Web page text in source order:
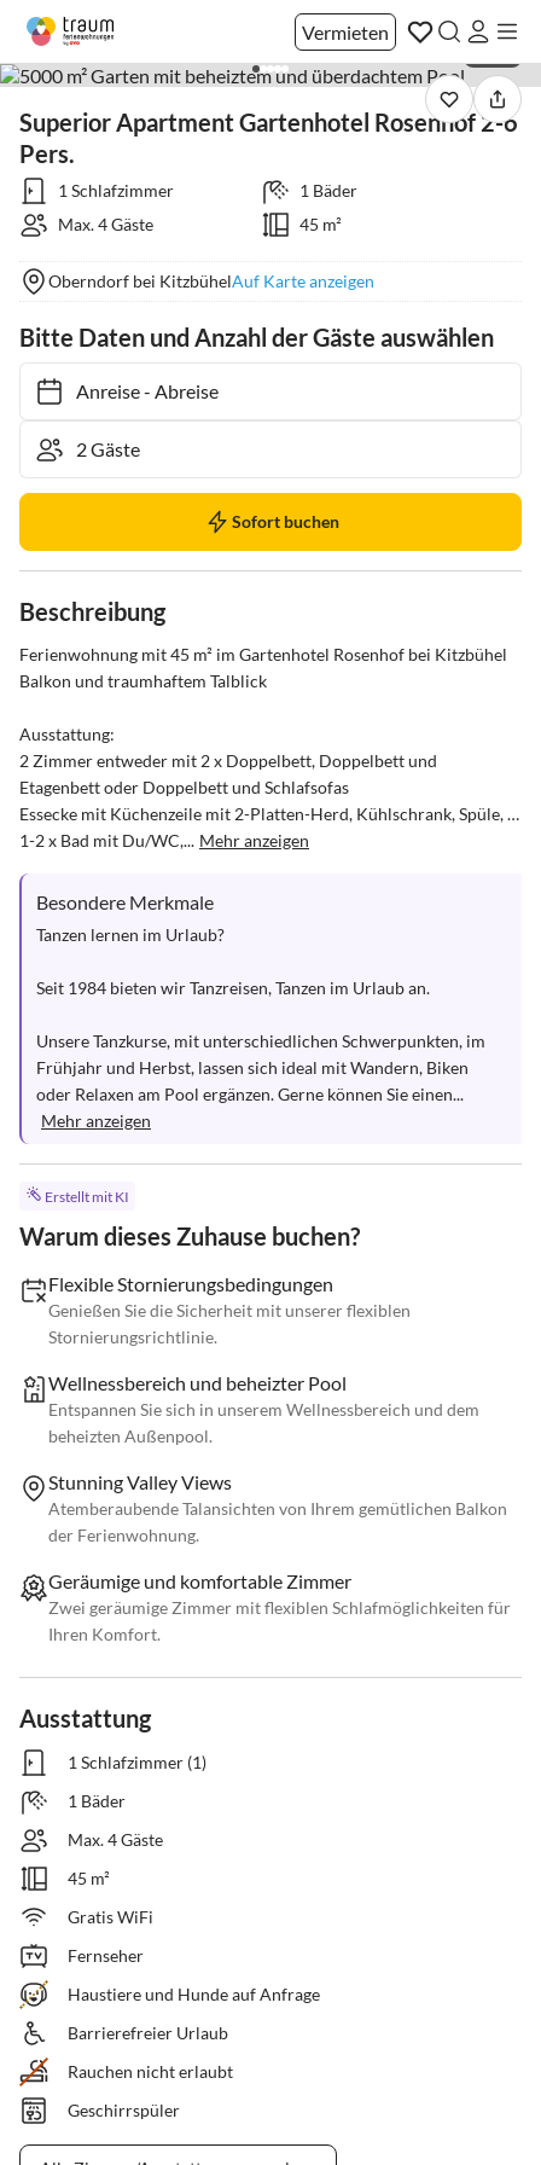
Vermieten
Superior Apartment Gartenhotel Rosenhof 2-6
Pers.
1 Schlafzimmer
1 Bäder
Max. 4 Gäste
45 m²
Oberndorf bei KitzbühelAuf Karte anzeigen
Bitte Daten und Anzahl der Gäste auswählen
Anreise- Abreise
Sofort buchen
Beschreibung
Ferienwohnung mit 45 m² im Gartenhotel Rosenhof bei Kitzbühel
Balkon und traumhaftem Talblick
Ausstattung:
2 Zimmer entweder mit 2 x Doppelbett, Doppelbett und
Etagenbett oder Doppelbett und Schlafsofas
Essecke mit Küchenzeile mit 2-Platten-Herd, Kühlschrank, Spüle, …
1-2 x Bad mit Du/WC,... Mehr anzeigen
Besondere Merkmale
Tanzen lernen im Urlaub?
Seit 1984 bieten wir Tanzreisen, Tanzen im Urlaub an.
Unsere Tanzkurse, mit unterschiedlichen Schwerpunkten, im
Frühjahr und Herbst, lassen sich ideal mit Wandern, Biken
oder Relaxen am Pool ergänzen. Gerne können Sie einen...
Mehr anzeigen
Erstellt mit KI
Warum dieses Zuhause buchen?
Flexible Stornierungsbedingungen
Genießen Sie die Sicherheit mit unserer flexiblen
Stornierungsrichtlinie.
Wellnessbereich und beheizter Pool
Entspannen Sie sich in unserem Wellnessbereich und dem
beheizten Außenpool.
Stunning Valley Views
Atemberaubende Talansichten von Ihrem gemütlichen Balkon
der Ferienwohnung.
Geräumige und komfortable Zimmer
Zwei geräumige Zimmer mit flexiblen Schlafmöglichkeiten für
Ihren Komfort.
Ausstattung
1 Schlafzimmer (1)
1 Bäder
Max. 4 Gäste
45 m²
Gratis WiFi
Fernseher
Haustiere und Hunde auf Anfrage
Barrierefreier Urlaub
Rauchen nicht erlaubt
Geschirrspüler